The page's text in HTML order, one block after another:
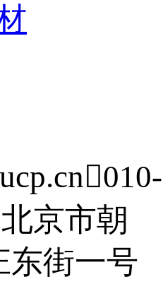
010-
北京市朝
东街一号